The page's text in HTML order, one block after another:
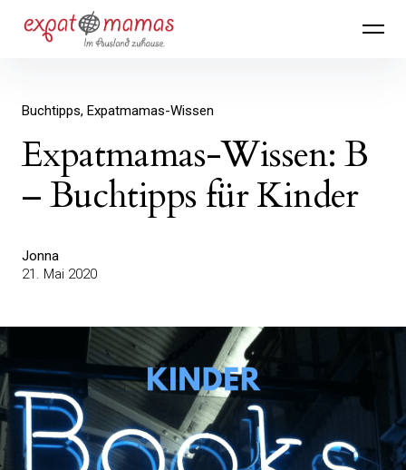
überspringen
Expatmamas – im Ausland zuhause
Buchtipps Expatmamas-Wissen
Expatmamas-Wissen: B
– Buchtipps für Kinder
Jonna
21. Mai 2020